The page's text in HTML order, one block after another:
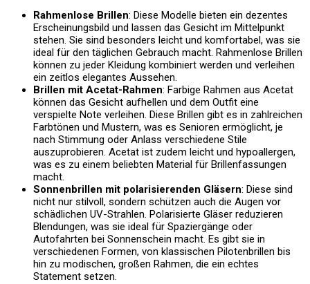
Rahmenlose Brillen: Diese Modelle bieten ein dezentes
Erscheinungsbild und lassen das Gesicht im Mittelpunkt
stehen. Sie sind besonders leicht und komfortabel, was sie
ideal für den täglichen Gebrauch macht. Rahmenlose Brillen
können zu jeder Kleidung kombiniert werden und verleihen
ein zeitlos elegantes Aussehen.
Brillen mit Acetat-Rahmen: Farbige Rahmen aus Acetat
können das Gesicht aufhellen und dem Outfit eine
verspielte Note verleihen. Diese Brillen gibt es in zahlreichen
Farbtönen und Mustern, was es Senioren ermöglicht, je
nach Stimmung oder Anlass verschiedene Stile
auszuprobieren. Acetat ist zudem leicht und hypoallergen,
was es zu einem beliebten Material für Brillenfassungen
macht.
Sonnenbrillen mit polarisierenden Gläsern: Diese sind
nicht nur stilvoll, sondern schützen auch die Augen vor
schädlichen UV-Strahlen. Polarisierte Gläser reduzieren
Blendungen, was sie ideal für Spaziergänge oder
Autofahrten bei Sonnenschein macht. Es gibt sie in
verschiedenen Formen, von klassischen Pilotenbrillen bis
hin zu modischen, großen Rahmen, die ein echtes
Statement setzen.